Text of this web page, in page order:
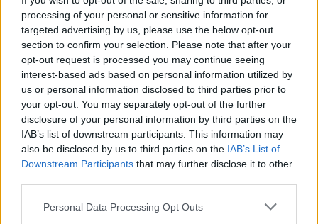
processing of your personal or sensitive information for
targeted advertising by us, please use the below opt-out
section to confirm your selection. Please note that after your
opt-out request is processed you may continue seeing
interest-based ads based on personal information utilized by
us or personal information disclosed to third parties prior to
your opt-out. You may separately opt-out of the further
disclosure of your personal information by third parties on the
IAB’s list of downstream participants. This information may
also be disclosed by us to third parties on the IAB’s List of
Downstream Participants that may further disclose it to other
Personal Data Processing Opt Outs
Motor en transmissie
Motorpositie Voorkant, lengterichting
Drijfveer Achterwielaandrijving
aantal cilinders 4